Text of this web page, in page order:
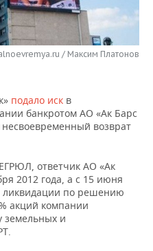
/ Максим Платонов
подало иск в
банкротом АО «Ак Барс
возврат
ответчик АО «Ак
2012 года, а с 15 июня
ликвидации по решению
акций компании
земельных и